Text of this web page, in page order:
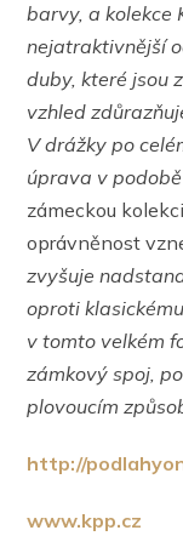
barvy, a kolekce
nejatraktivnější
duby, které jsou
vzhled
V drážky po
úprava v
zámeckou
oprávněnost
zvyšuje
oproti
v tomto velkém
zámkový spoj,
plovoucím
http://
www.kpp.cz